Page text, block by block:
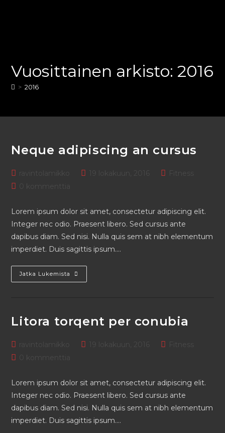
Vuosittainen arkisto: 2016
> 2016
Neque adipiscing an cursus
ravintolamikko
Fitness
0 kommenttia
Lorem ipsum dolor sit amet, consectetur adipiscing elit.
Integer nec odio. Praesent libero. Sed cursus ante
dapibus diam. Sed nisi. Nulla quis sem at nibh elementum
imperdiet. Duis sagittis ipsum.…
Jatka Lukemista
Litora torqent per conubia
ravintolamikko
Fitness
0 kommenttia
Lorem ipsum dolor sit amet, consectetur adipiscing elit.
Integer nec odio. Praesent libero. Sed cursus ante
dapibus diam. Sed nisi. Nulla quis sem at nibh elementum
imperdiet. Duis sagittis ipsum.…